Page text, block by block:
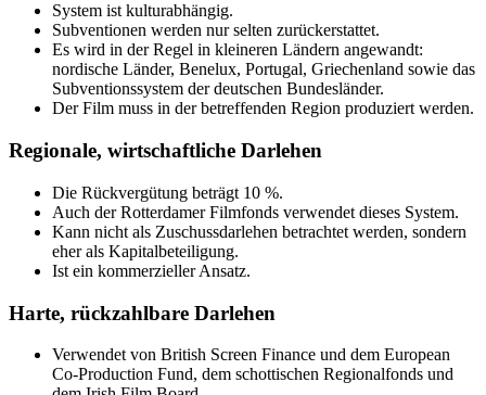
System ist kulturabhängig.
Subventionen werden nur selten zurückerstattet.
Es wird in der Regel in kleineren Ländern angewandt:
nordische Länder, Benelux, Portugal, Griechenland sowie das
Subventionssystem der deutschen Bundesländer.
Der Film muss in der betreffenden Region produziert werden.
Regionale, wirtschaftliche Darlehen
Die Rückvergütung beträgt 10 %.
Auch der Rotterdamer Filmfonds verwendet dieses System.
Kann nicht als Zuschussdarlehen betrachtet werden, sondern
eher als Kapitalbeteiligung.
Ist ein kommerzieller Ansatz.
Harte, rückzahlbare Darlehen
Verwendet von British Screen Finance und dem European
Co-Production Fund, dem schottischen Regionalfonds und